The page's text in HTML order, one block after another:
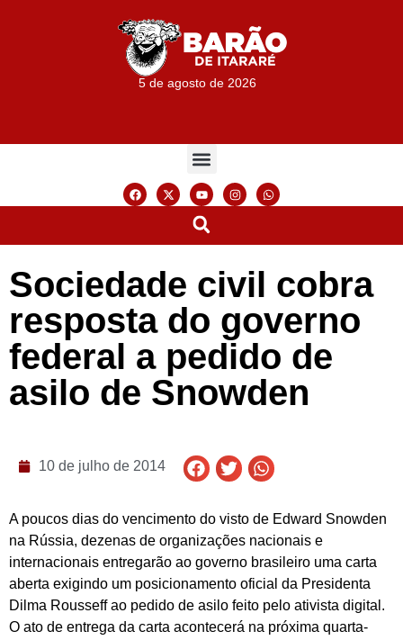
5 de agosto de 2026
Sociedade civil cobra
resposta do governo
federal a pedido de
asilo de Snowden
10 de julho de 2014
A poucos dias do vencimento do visto de Edward Snowden
na Rússia, dezenas de organizações nacionais e
internacionais entregarão ao governo brasileiro uma carta
aberta exigindo um posicionamento oficial da Presidenta
Dilma Rousseff ao pedido de asilo feito pelo ativista digital.
O ato de entrega da carta acontecerá na próxima quarta-